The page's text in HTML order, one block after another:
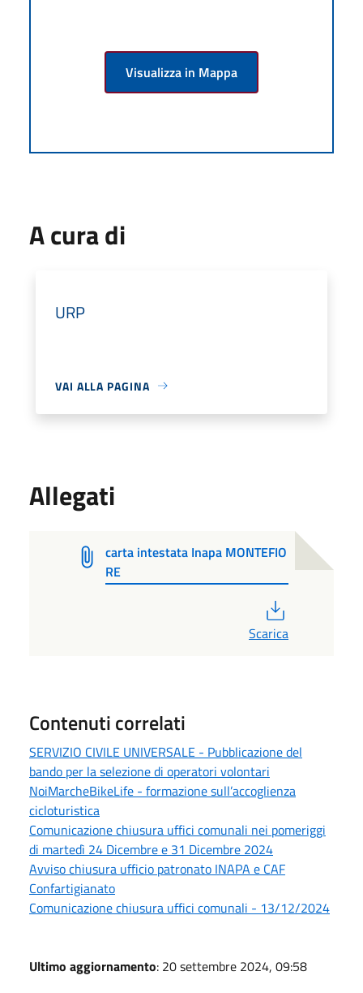
Visualizza in Mappa
A cura di
URP
VAI ALLA PAGINA
Allegati
carta intestata Inapa MONTEFIO
RE
Scarica
Contenuti correlati
SERVIZIO CIVILE UNIVERSALE - Pubblicazione del
bando per la selezione di operatori volontari
NoiMarcheBikeLife - formazione sull’accoglienza
cicloturistica
Comunicazione chiusura uffici comunali nei pomeriggi
di martedì 24 Dicembre e 31 Dicembre 2024
Avviso chiusura ufficio patronato INAPA e CAF
Confartigianato
Comunicazione chiusura uffici comunali - 13/12/2024
Ultimo aggiornamento: 20 settembre 2024, 09:58